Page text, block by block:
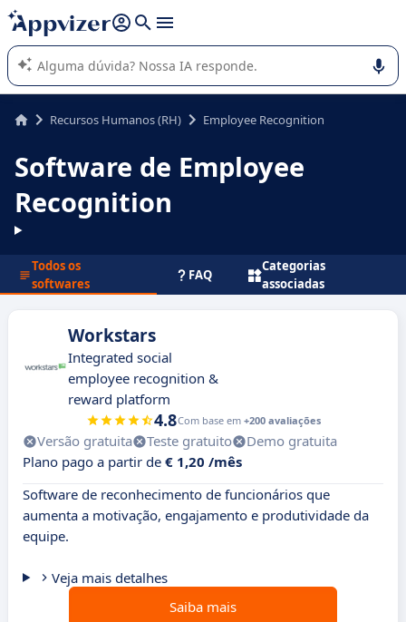
de nossa IA (várias linhas com
A IA do Appvizer o orienta no uso ou na seleção de software
SaaS para sua empresa.
Recursos Humanos (RH) Employee Recognition
Software de Employee
Recognition
Todos os
softwares
FAQ
Categorias
associadas
Workstars
Integrated social
employee recognition &
reward platform
4.8Com base em +200 avaliações
Versão gratuita Teste gratuito
Demo gratuita
Plano pago a partir de € 1,20 /mês
Software de reconhecimento de funcionários que
aumenta a motivação, engajamento e produtividade da
equipe.
Veja mais detalhes
Saiba mais